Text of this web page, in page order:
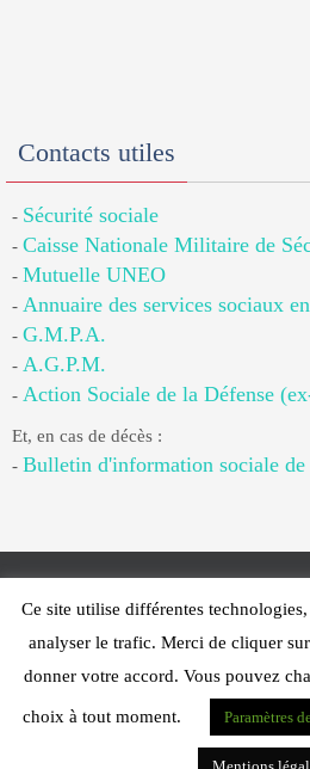
Contacts utiles
- Sécurité sociale
- Caisse Nationale Militaire de
- Mutuelle UNEO
- Annuaire des services sociaux
- G.M.P.A.
- A.G.P.M.
- Action Sociale de la Défense
Et, en cas de décès :
- Bulletin d'information sociale de
Web Design - PFS
Fonctionne avec Nirvana
Ce site utilise différentes
analyser le trafic. Merci de cliquer
donner votre accord. Vous pouvez
choix à tout moment. Paramètres